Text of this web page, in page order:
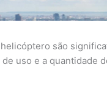
são
uso e a quantidade